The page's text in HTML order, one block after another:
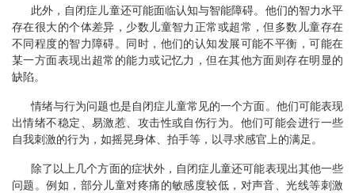
此外，自闭症儿童还可能面临认知与智能障碍。他们的智力水平
存在很大的个体差异，少数儿童智力正常或超常，但多数儿童存在
不同程度的智力障碍。同时，他们的认知发展可能不平衡，可能在
某一方面表现出超常的能力或记忆力，但在其他方面则存在明显的
缺陷。
情绪与行为问题也是自闭症儿童常见的一个方面。他们可能表现
出情绪不稳定、易激惹、攻击性或自伤行为。他们可能会进行一些
自我刺激的行为，如摇晃身体、拍手等，以寻求感官上的满足。
除了以上几个方面的症状外，自闭症儿童还可能表现出其他一些
问题。例如，部分儿童对疼痛的敏感度较低，对声音、光线等刺激